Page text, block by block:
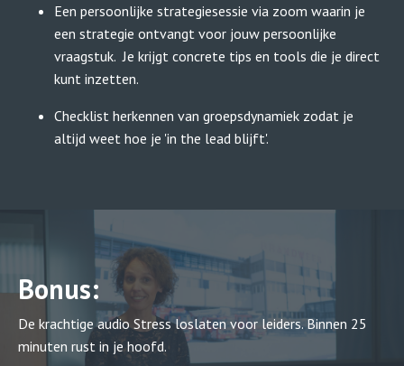
Een persoonlijke strategiesessie via zoom waarin je
een strategie ontvangt voor jouw persoonlijke
vraagstuk. Je krijgt concrete tips en tools die je direct
kunt inzetten.
Checklist herkennen van groepsdynamiek zodat je
altijd weet hoe je 'in the lead blijft'.
Bonus:
De krachtige audio Stress loslaten voor leiders. Binnen 25
minuten rust in je hoofd.